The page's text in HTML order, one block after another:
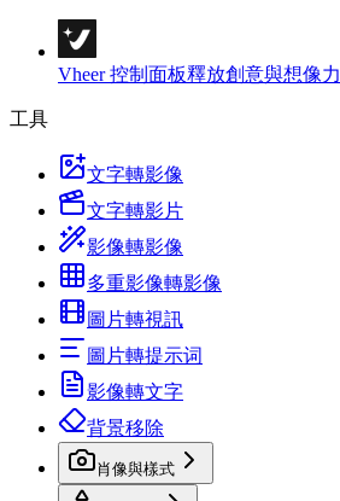
Vheer 控制面板釋放創意與想像力
工具
文字轉影像
文字轉影片
影像轉影像
多重影像轉影像
圖片轉視訊
圖片轉提示词
影像轉文字
背景移除
肖像與樣式